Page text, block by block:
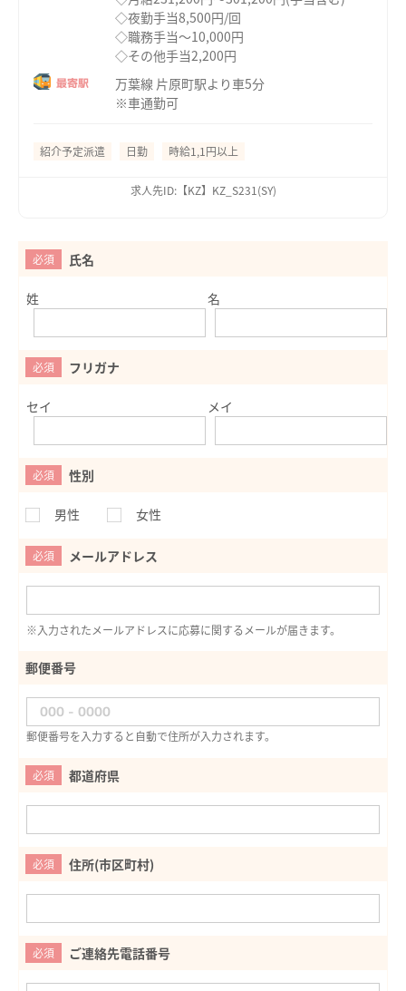
◇夜勤手当8,500円/回
◇職務手当～10,000円
◇その他手当2,200円
最寄駅
万葉線 片原町駅より車5分
※車通勤可
紹介予定派遣 日勤 時給1,1円以上
求人先ID:【KZ】KZ_S231(SY)
必須 氏名
姓 名
必須 フリガナ
セイ メイ
必須 性別
男性 女性
必須 メールアドレス
※入力されたメールアドレスに応募に関するメールが届きます。
郵便番号
郵便番号を入力すると自動で住所が入力されます。
必須 都道府県
必須 住所(市区町村)
必須 ご連絡先電話番号